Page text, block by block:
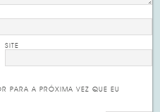
SITE
PARA A PRÓXIMA VEZ QUE EU